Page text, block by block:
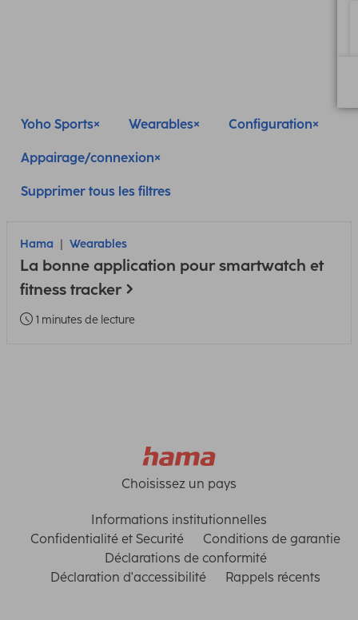
Yoho Sports Wearables Configuration
Appairage/connexion
Supprimer tous les filtres
Hama Wearables
La bonne application pour smartwatch et
fitness tracker
1 minutes de lecture
Choisissez un pays
Informations institutionnelles
Confidentialité et Securité
Conditions de garantie
Déclarations de conformité
Déclaration d'accessibilité
Rappels récents